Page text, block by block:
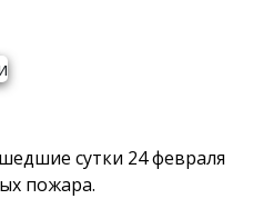
сутки 24 февраля
пожара.